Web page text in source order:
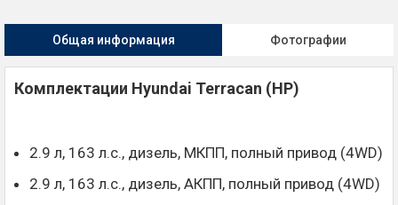
Общая информация Фотографии
Комплектации Hyundai Terracan (HP)
2.9 л, 163 л.с., дизель, МКПП, полный привод (4WD)
2.9 л, 163 л.с., дизель, АКПП, полный привод (4WD)